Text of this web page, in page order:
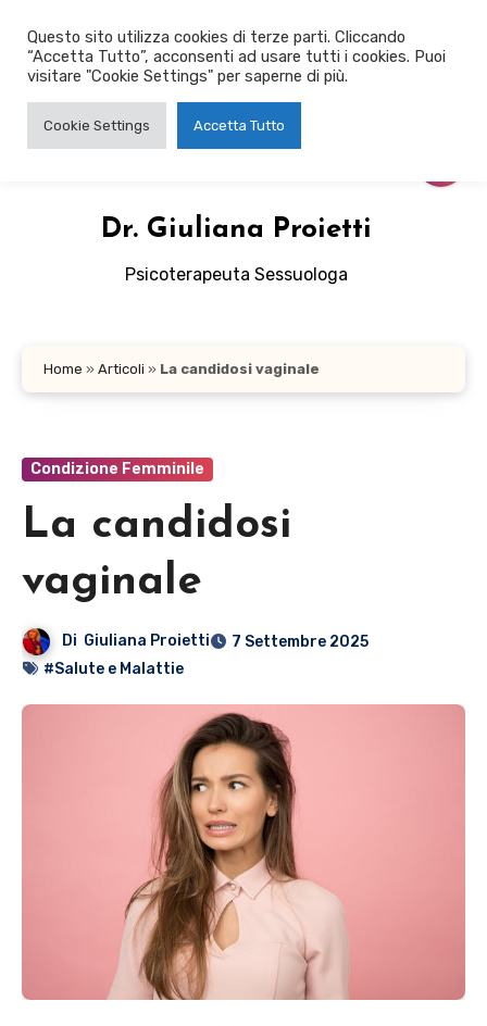
contenuto
Dr. Giuliana Proietti
Psicoterapeuta Sessuologa
Home » Articoli » La candidosi vaginale
Condizione Femminile
La candidosi
vaginale
Di Giuliana Proietti
7 Settembre 2025
#Salute e Malattie
Questo sito utilizza cookies di terze parti. Cliccando
“Accetta Tutto”, acconsenti ad usare tutti i cookies. Puoi
visitare "Cookie Settings" per saperne di più.
Cookie Settings Accetta Tutto